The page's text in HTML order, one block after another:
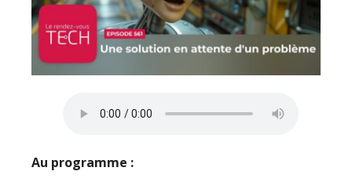
Au programme :